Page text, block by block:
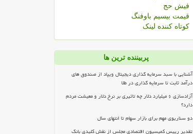
فیش حج
قیمت بیسیم باوفنگ
کوتاه کننده لینک
پربیننده ترین ها
آشنایی با سبد سرمایه گذاری دیجیتال ویپاد از صندوق های
درآمد ثابت تا سرمایه گذاری در طلا
آزادسازی ۶ میلیارد دلار چه تاثیری بر نرخ دلار و معیشت مردم
دارد؟
دو سناریوی مهم برای بازار سهام تا انتهای سال
تقدیر رییس کمیسیون اقتصادی مجلس از نقش کلیدی بانک